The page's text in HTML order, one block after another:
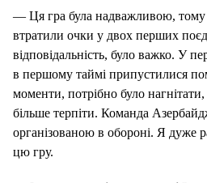
— Ця гра була надважливою,
втратили очки у двох перших
відповідальність, було важко. У
в першому таймі припустилися
моменти, потрібно було
більше терпіти. Команда
організованою в обороні. Я дуже
цю гру.